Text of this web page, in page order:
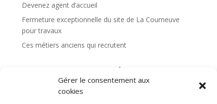
Gérer le consentement aux
cookies
Devenez agent d’accueil
Fermeture exceptionnelle du site de La Courneuve
pour travaux
Ces métiers anciens qui recrutent
Commentaires récents
Aucun commentaire à afficher.